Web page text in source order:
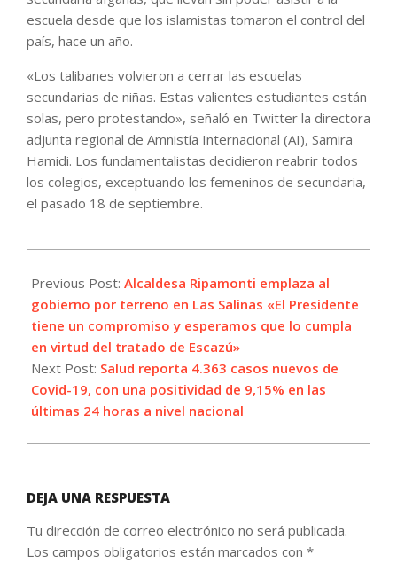
escuela desde que los islamistas tomaron el control del
país, hace un año.
«Los talibanes volvieron a cerrar las escuelas
secundarias de niñas. Estas valientes estudiantes están
solas, pero protestando», señaló en Twitter la directora
adjunta regional de Amnistía Internacional (AI), Samira
Hamidi. Los fundamentalistas decidieron reabrir todos
los colegios, exceptuando los femeninos de secundaria,
el pasado 18 de septiembre.
09-
10
Previous Post: Alcaldesa Ripamonti emplaza al
gobierno por terreno en Las Salinas «El Presidente
tiene un compromiso y esperamos que lo cumpla
en virtud del tratado de Escazú»
Next Post: Salud reporta 4.363 casos nuevos de
Covid-19, con una positividad de 9,15% en las
últimas 24 horas a nivel nacional
DEJA UNA RESPUESTA
Tu dirección de correo electrónico no será publicada.
Los campos obligatorios están marcados con *